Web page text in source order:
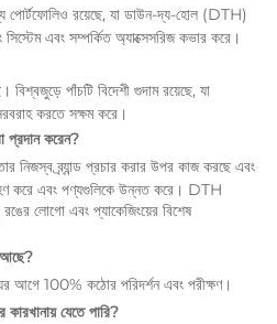
পোর্টফোলিও রয়েছে, যা ডাউন-দ্য-হোল (DTH)
এবং সম্পর্কিত অ্যাক্সেসরিজ কভার করে।
পাঁচটি বিদেশী গুদাম রয়েছে, যা
করতে সক্ষম করে।
প্রদান করেন?
নিজস্ব ব্র্যান্ড প্রচার করার উপর কাজ করছে এবং
করে এবং পণ্যগুলিকে উন্নত করে। DTH
লোগো এবং প্যাকেজিংয়ের বিশেষ
আছে?
আগে 100% কঠোর পরিদর্শন এবং পরীক্ষণ।
যেতে পারি?